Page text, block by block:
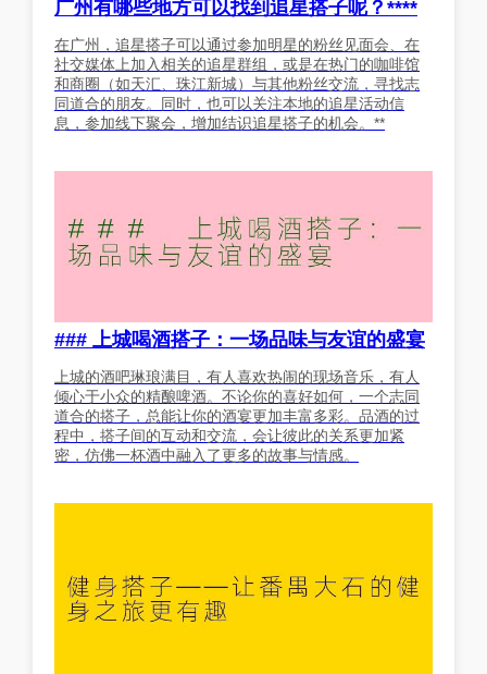
广州有哪些地方可以找到追星搭子呢？****
在广州，追星搭子可以通过参加明星的粉丝见面会、在
社交媒体上加入相关的追星群组，或是在热门的咖啡馆
和商圈（如天汇、珠江新城）与其他粉丝交流，寻找志
同道合的朋友。同时，也可以关注本地的追星活动信
息，参加线下聚会，增加结识追星搭子的机会。**
### 上城喝酒搭子：一场品味与友谊的盛宴
上城的酒吧琳琅满目，有人喜欢热闹的现场音乐，有人
倾心于小众的精酿啤酒。不论你的喜好如何，一个志同
道合的搭子，总能让你的酒宴更加丰富多彩。品酒的过
程中，搭子间的互动和交流，会让彼此的关系更加紧
密，仿佛一杯酒中融入了更多的故事与情感。